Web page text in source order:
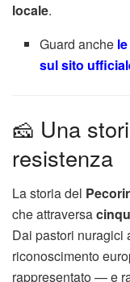
locale.
Guard anche
sul sito
🧀 Una
resistenza
La storia del
che attraversa
Dai pastori nuragici
riconoscimento
rappresentato — e